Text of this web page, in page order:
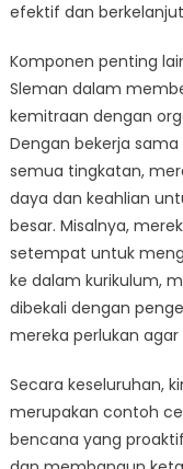
efektif dan
Komponen penting
Sleman dalam
kemitraan dengan
Dengan bekerja
semua tingkatan,
daya dan keahlian
besar. Misalnya,
setempat untuk
ke dalam kurikulum,
dibekali dengan
mereka perlukan
Secara keseluruhan,
merupakan contoh
bencana yang